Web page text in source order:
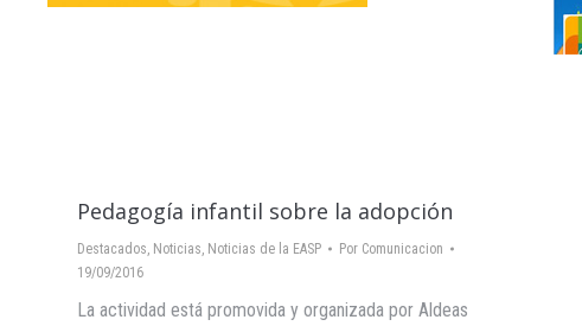
Pedagogía infantil sobre la adopción
Destacados, Noticias, Noticias de la EASP Por Comunicacion
19/09/2016
La actividad está promovida y organizada por Aldeas